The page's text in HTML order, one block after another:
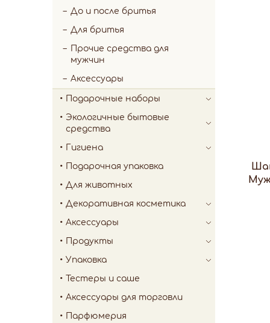
До и после бритья
Для бритья
Прочие средства для
мужчин
Аксессуары
Подарочные наборы
Экологичные бытовые
средства
Гигиена
Подарочная упаковка
Для животных
Декоративная косметика
Аксессуары
Продукты
Упаковка
Тестеры и саше
Аксессуары для торговли
Парфюмерия